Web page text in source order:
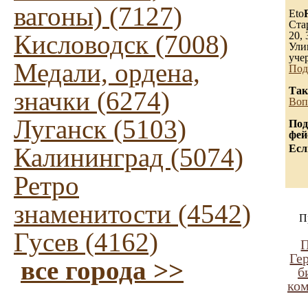
вагоны) (7127)
Кисловодск (7008)
Медали, ордена,
значки (6274)
Луганск (5103)
Калининград (5074)
Ретро
знаменитости (4542)
Гусев (4162)
все города >>
Eto
20,